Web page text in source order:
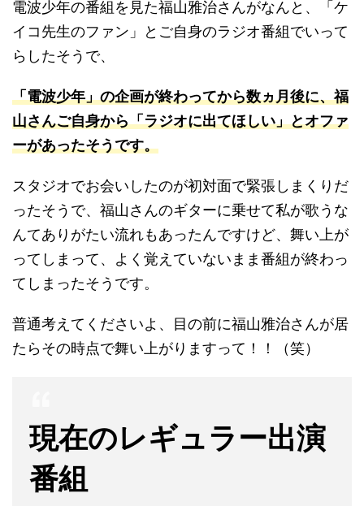
電波少年の番組を見た福山雅治さんがなんと、「ケ
イコ先生のファン」とご自身のラジオ番組でいって
らしたそうで、
「電波少年」の企画が終わってから数ヵ月後に、福
山さんご自身から「ラジオに出てほしい」とオファ
ーがあったそうです。
スタジオでお会いしたのが初対面で緊張しまくりだ
ったそうで、福山さんのギターに乗せて私が歌うな
んてありがたい流れもあったんですけど、舞い上が
ってしまって、よく覚えていないまま番組が終わっ
てしまったそうです。
普通考えてくださいよ、目の前に福山雅治さんが居
たらその時点で舞い上がりますって！！（笑）
現在のレギュラー出演
番組